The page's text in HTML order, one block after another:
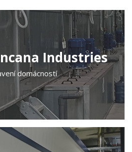
Industries
domácností